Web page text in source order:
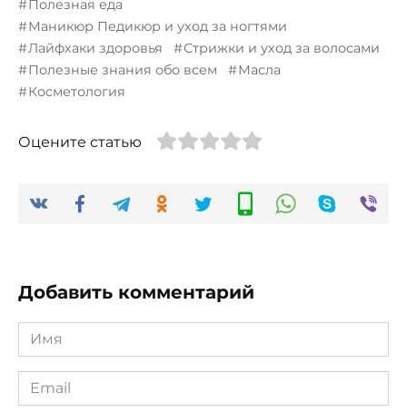
Полезная еда
Маникюр Педикюр и уход за ногтями
Лайфхаки здоровья
Стрижки и уход за волосами
Полезные знания обо всем
Масла
Косметология
Оцените статью
Добавить комментарий
Имя
*
Email
*